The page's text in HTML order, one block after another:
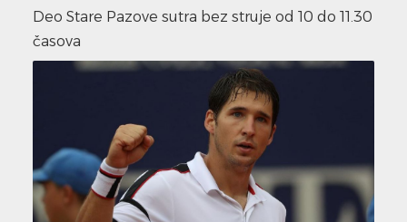
Deo Stare Pazove sutra bez struje od 10 do 11.30
časova